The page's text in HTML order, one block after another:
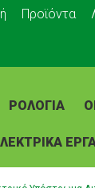
Προϊόντα
ΡΟΛΌΓΙΑ